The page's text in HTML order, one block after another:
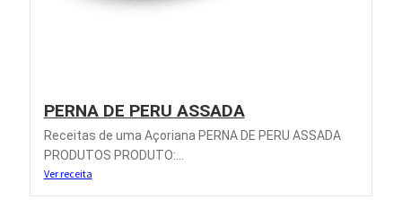
PERNA DE PERU ASSADA
Receitas de uma Açoriana PERNA DE PERU ASSADA
PRODUTOS PRODUTO:...
Ver receita